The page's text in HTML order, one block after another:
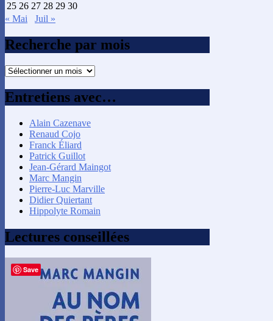
25 26 27 28 29 30
« Mai
Juil »
Recherche par mois
Recherche
mois
Entretiens avec…
Alain Cazenave
Renaud Cojo
Franck Éliard
Patrick Guillot
Jean-Gérard Maingot
Marc Mangin
Pierre-Luc Marville
Didier Quiertant
Hippolyte Romain
Lectures conseillées
Save